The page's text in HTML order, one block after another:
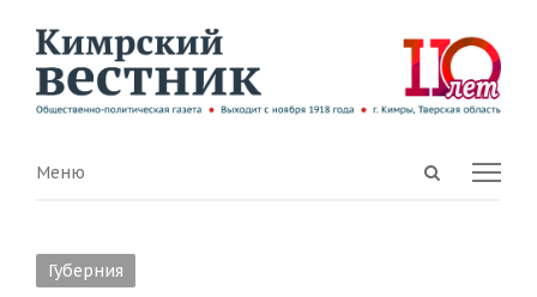
Open
Menu
Меню
Губерния